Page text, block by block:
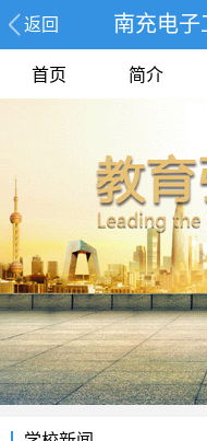
返回 南充电子
首页 简介